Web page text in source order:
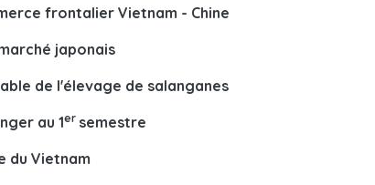
frontalier Vietnam - Chine
japonais
de l'élevage de salanganes
au 1er semestre
du Vietnam